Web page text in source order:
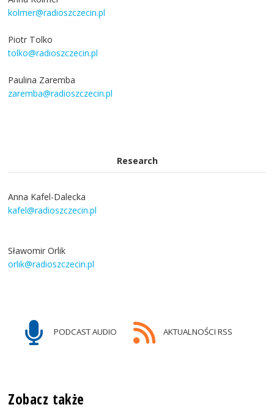
kolmer@radioszczecin.pl
Piotr Tolko
tolko@radioszczecin.pl
Paulina Zaremba
zaremba@radioszczecin.pl
Research
Anna Kafel-Dalecka
kafel@radioszczecin.pl
Sławomir Orlik
orlik@radioszczecin.pl
PODCAST AUDIO AKTUALNOŚCI RSS
Zobacz także